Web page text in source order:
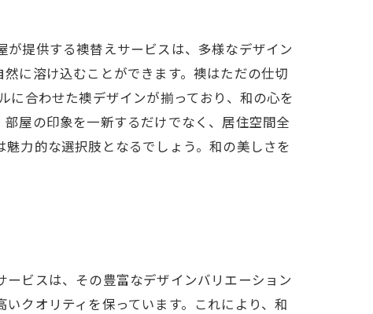
提供する襖替えサービスは、多様なデザイン
に溶け込むことができます。襖はただの仕切
に合わせた襖デザインが揃っており、和の心を
屋の印象を一新するだけでなく、居住空間全
力的な選択肢となるでしょう。和の美しさを
ビスは、その豊富なデザインバリエーション
クオリティを保っています。これにより、和